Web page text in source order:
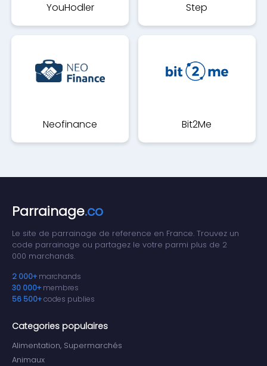
YouHodler Step
Neofinance Bit2Me
Parrainage.co
Le site de parrainage de reference en France. Trouvez un
code parrainage ou partagez le votre parmi plus de 2
000 marchands.
2 000+ marchands
30 000+ membres
56 500+codes publies
Categories populaires
Alimentation, Supermarchés
Animaux